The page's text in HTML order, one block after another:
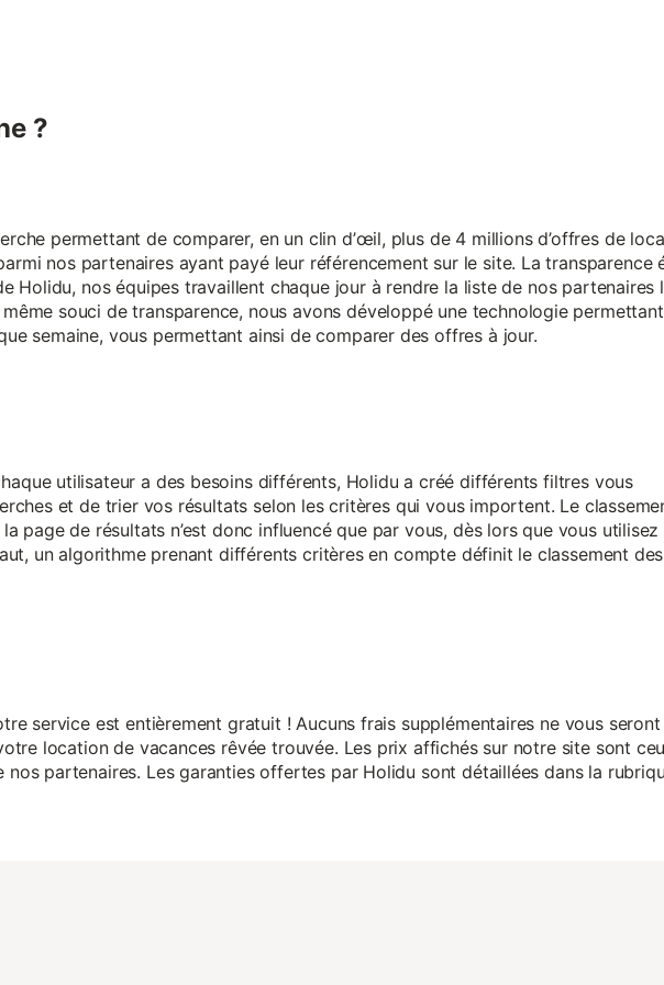
?
permettant de comparer, en un clin d’œil, plus de 4 millions d’offres de
nos partenaires ayant payé leur référencement sur le site. La transparence
Holidu, nos équipes travaillent chaque jour à rendre la liste de nos partenaires
souci de transparence, nous avons développé une technologie permettant
semaine, vous permettant ainsi de comparer des offres à jour.
utilisateur a des besoins différents, Holidu a créé différents filtres vous
et de trier vos résultats selon les critères qui vous importent. Le
page de résultats n’est donc influencé que par vous, dès lors que vous utilisez
un algorithme prenant différents critères en compte définit le classement des
service est entièrement gratuit ! Aucuns frais supplémentaires ne vous seront
location de vacances rêvée trouvée. Les prix affichés sur notre site sont
partenaires. Les garanties offertes par Holidu sont détaillées dans la